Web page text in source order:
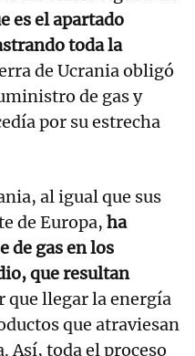
es el apartado
toda la
de Ucrania obligó
de gas y
por su estrecha
al igual que sus
de Europa, ha
de gas en los
que resultan
que llegar la energía
que atraviesan
Así, toda el proceso